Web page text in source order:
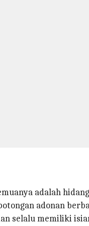
adalah
adonan
selalu memiliki